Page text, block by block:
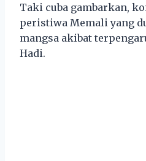
Taki cuba gambarkan,
peristiwa Memali yang
mangsa akibat
Hadi.